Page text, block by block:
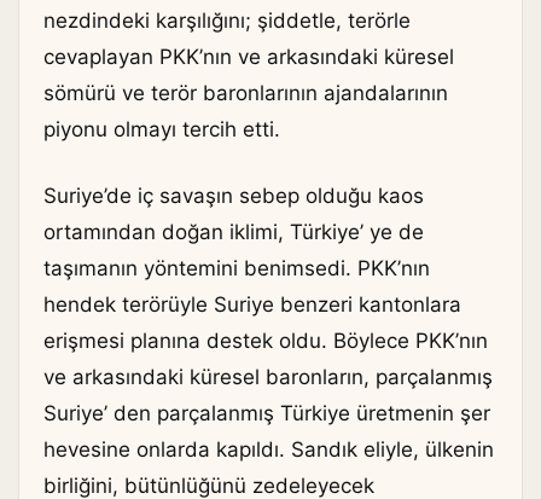
nezdindeki karşılığını; şiddetle, terörle
cevaplayan PKK’nın ve arkasındaki küresel
sömürü ve terör baronlarının ajandalarının
piyonu olmayı tercih etti.
Suriye’de iç savaşın sebep olduğu kaos
ortamından doğan iklimi, Türkiye’ ye de
taşımanın yöntemini benimsedi. PKK’nın
hendek terörüyle Suriye benzeri kantonlara
erişmesi planına destek oldu. Böylece PKK’nın
ve arkasındaki küresel baronların, parçalanmış
Suriye’ den parçalanmış Türkiye üretmenin şer
hevesine onlarda kapıldı. Sandık eliyle, ülkenin
birliğini, bütünlüğünü zedeleyecek